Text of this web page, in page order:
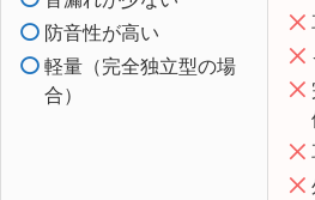
防音性が高い
軽量（完全独立型の場
合）